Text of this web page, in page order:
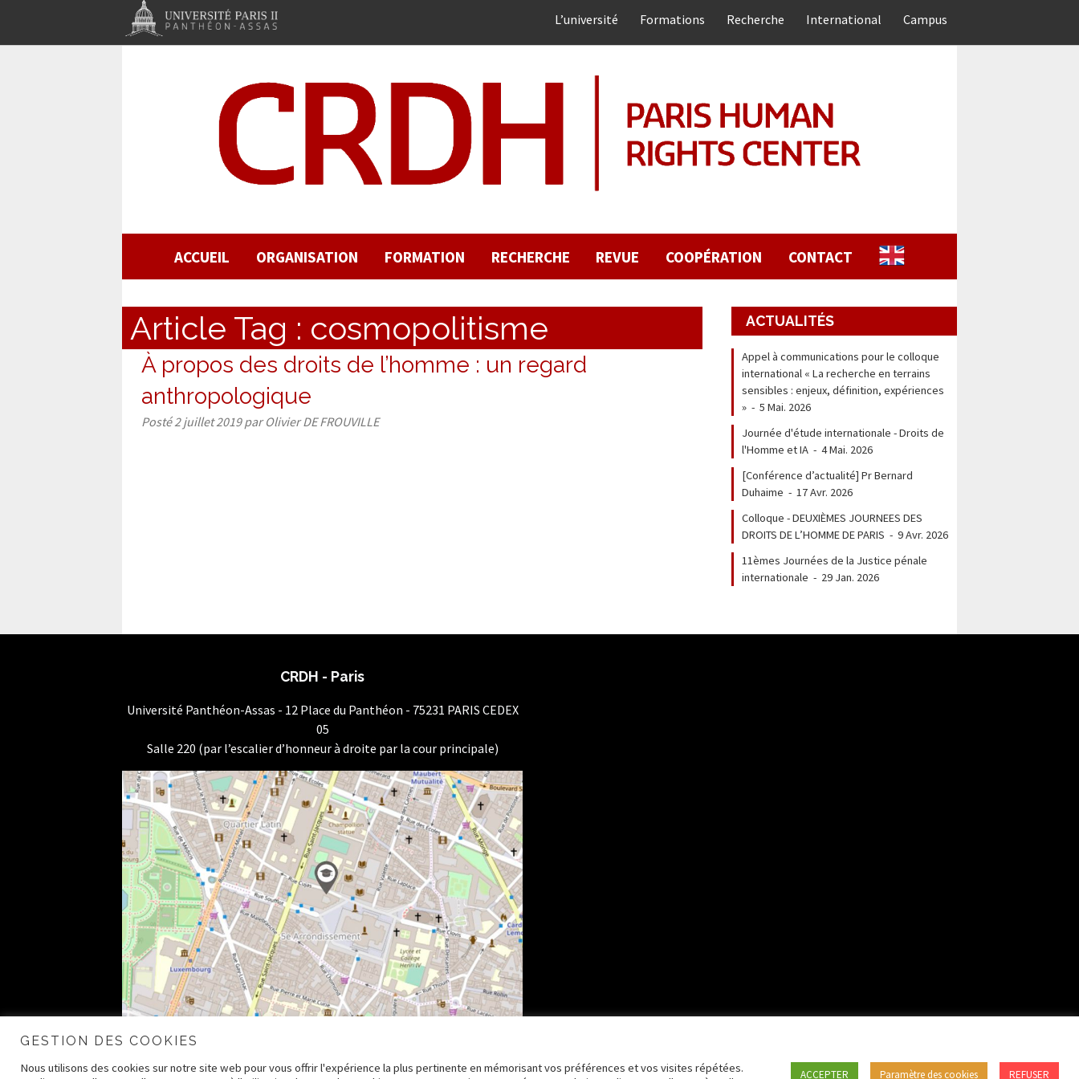
L’université Formations Recherche International Campus
ACCUEIL ORGANISATION FORMATION RECHERCHE REVUE COOPÉRATION CONTACT
Article Tag : cosmopolitisme
À propos des droits de l’homme : un regard
anthropologique
Posté2 juillet 2019 par Olivier DE FROUVILLE
ACTUALITÉS
Appel à communications pour le colloque
international « La recherche en terrains
sensibles : enjeux, définition, expériences
» -5 Mai. 2026
Journée d'étude internationale - Droits de
l'Homme et IA -4 Mai. 2026
[Conférence d’actualité] Pr Bernard
Duhaime -17 Avr. 2026
Colloque - DEUXIÈMES JOURNEES DES
DROITS DE L’HOMME DE PARIS -9 Avr. 2026
11èmes Journées de la Justice pénale
internationale - 29 Jan. 2026
CRDH - Paris
Université Panthéon-Assas - 12 Place du Panthéon - 75231 PARIS CEDEX
05
Salle 220 (par l’escalier d’honneur à droite par la cour principale)
GESTION DES COOKIES
Nous utilisons des cookies sur notre site web pour vous offrir l'expérience la plus pertinente en mémorisant vos préférences et vos visites répétées.
ACCEPTER Paramètre des cookies REFUSER